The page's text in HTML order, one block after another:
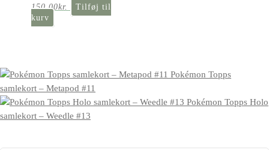
150,00kr.
Tilføj til
kurv
Pokémon Topps
samlekort – Metapod #11
Pokémon Topps Holo
samlekort – Weedle #13